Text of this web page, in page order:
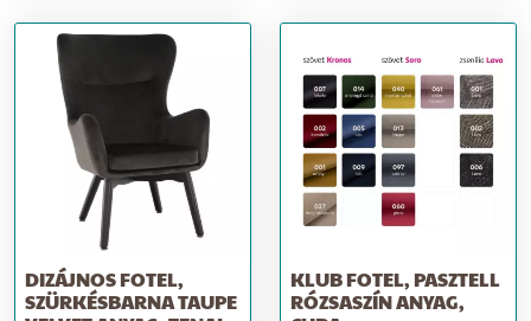
DIZÁJNOS FOTEL,
SZÜRKÉSBARNA TAUPE
KLUB FOTEL, PASZTELL
RÓZSASZÍN ANYAG,